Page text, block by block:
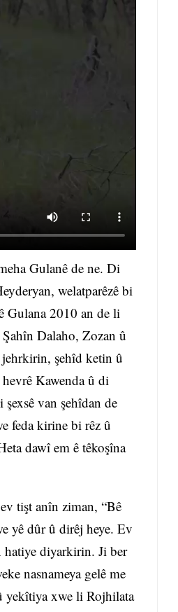
Gulanê de ne. Di
welatparêzê bi
Gulana 2010 an de li
Dalaho, Zozan û
şehîd ketin û
hevrê Kawenda û di
van şehîdan de
feda kirine bi rêz û
dawî em ê têkoşîna
tişt anîn ziman, “Bê
yê dûr û dirêj heye. Ev
hatiye diyarkirin. Ji ber
nasnameya gelê me
yekîtiya xwe li Rojhilata